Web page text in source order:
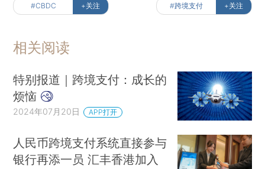
#CBDC +关注 #跨境支付 +关注
相关阅读
特别报道｜跨境支付：成长的
烦恼
2024年07月20日 APP打开
人民币跨境支付系统直接参与
银行再添一员 汇丰香港加入